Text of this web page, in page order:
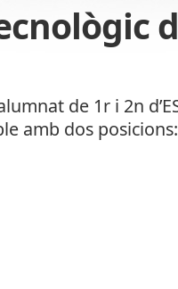
de 1r i 2n
amb dos